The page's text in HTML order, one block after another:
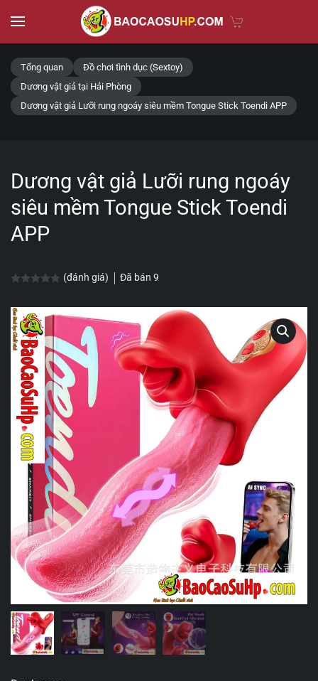
Skip to main content
Tổng quan
Đồ chơi tình dục (Sextoy)
Dương vật giả tại Hải Phòng
Dương vật giả Lưỡi rung ngoáy siêu mềm Tongue Stick Toendi APP
Dương vật giả Lưỡi rung ngoáy
siêu mềm Tongue Stick Toendi
APP
Được xếp hạng0.05 sao
(đánh giá) Đã bán 9